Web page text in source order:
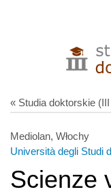
« Studia doktorskie
Mediolan, Włochy
Università degli Studi
Scienze